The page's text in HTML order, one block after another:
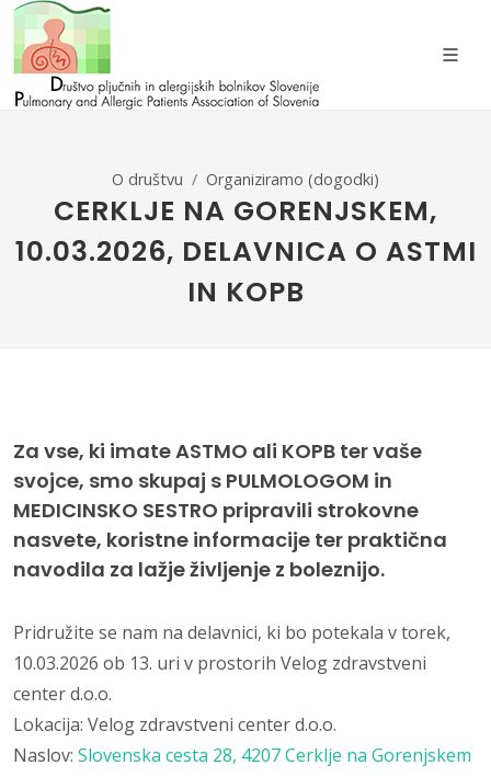
O društvu Organiziramo (dogodki)
CERKLJE NA GORENJSKEM,
10.03.2026, DELAVNICA O ASTMI
IN KOPB
Za vse, ki imate ASTMO ali KOPB ter vaše
svojce, smo skupaj s PULMOLOGOM in
MEDICINSKO SESTRO pripravili strokovne
nasvete, koristne informacije ter praktična
navodila za lažje življenje z boleznijo.
Pridružite se nam na delavnici, ki bo potekala v torek,
10.03.2026 ob 13. uri v prostorih Velog zdravstveni
center d.o.o.
Lokacija: Velog zdravstveni center d.o.o.
Naslov: Slovenska cesta 28, 4207 Cerklje na Gorenjskem